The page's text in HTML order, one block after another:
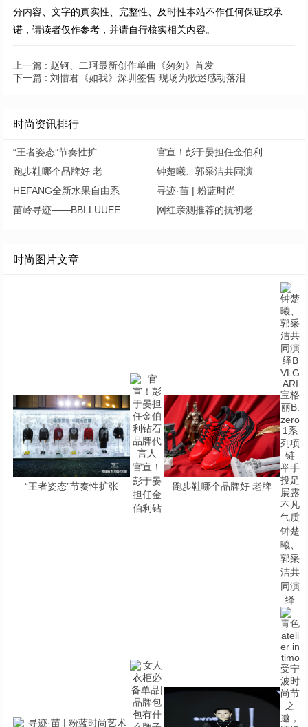
分内容、文字的真实性、完整性、及时性本站不作任何保证或承
诺，请读者仅作参考，并请自行核实相关内容。
上一篇 : 赵钶、二珂最新创作单曲《匆匆》首发
下一篇 : 刘惜君《如我》深圳签售 现场为歌迷感动落泪
时尚资讯排行
“王者姿态”节奏性扩
官宣！彭于晏担任金伯利
跑步鞋哪个品牌好 老
钟楚曦、郭采洁共同演
HEFANG全新水果自由系
寻迹·苗 | 粉蓝时尚
苗岭寻迹——BBLLUUEE
网红亲测推荐的抗初老
时尚图片文章
“王者姿态”节奏性扩张
官宣！
彭于晏
担任金
伯利钻
跑步鞋哪个品牌好 老牌
钟楚
曦、
郭采
洁共
同演
绎